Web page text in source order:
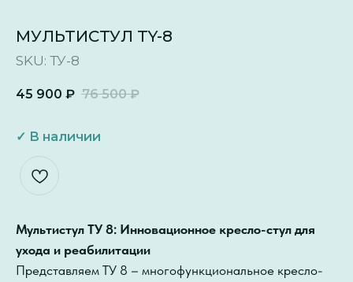
МУЛЬТИСТУЛ TY-8
SKU: ТУ-8
45 900 ₽ 76 500 ₽
Мультистул ТУ 8: Инновационное кресло-стул для
ухода и реабилитации
Представляем ТУ 8 – многофункциональное кресло-